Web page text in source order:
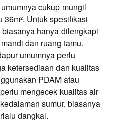
cukup mungil
36m². Untuk spesifikasi
hanya dilengkapi
dan ruang tamu.
umumnya perlu
ketersediaan dan kualitas
PDAM atau
mengecek kualitas air
sumur, biasanya
dangkal.